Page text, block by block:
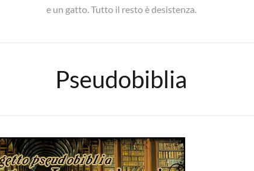
e un gatto. Tutto il resto è desistenza.
Pseudobiblia